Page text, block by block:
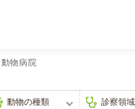
物病院